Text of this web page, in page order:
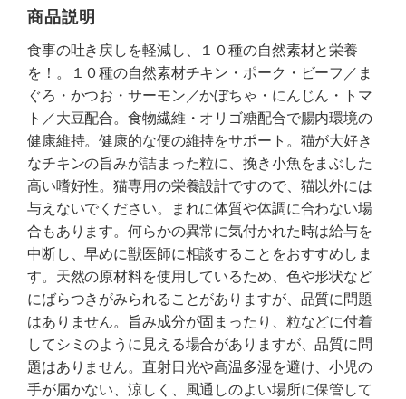
商品説明
食事の吐き戻しを軽減し、１０種の自然素材と栄養
を！。１０種の自然素材チキン・ポーク・ビーフ／ま
ぐろ・かつお・サーモン／かぼちゃ・にんじん・トマ
ト／大豆配合。食物繊維・オリゴ糖配合で腸内環境の
健康維持。健康的な便の維持をサポート。猫が大好き
なチキンの旨みが詰まった粒に、挽き小魚をまぶした
高い嗜好性。猫専用の栄養設計ですので、猫以外には
与えないでください。まれに体質や体調に合わない場
合もあります。何らかの異常に気付かれた時は給与を
中断し、早めに獣医師に相談することをおすすめしま
す。天然の原材料を使用しているため、色や形状など
にばらつきがみられることがありますが、品質に問題
はありません。旨み成分が固まったり、粒などに付着
してシミのように見える場合がありますが、品質に問
題はありません。直射日光や高温多湿を避け、小児の
手が届かない、涼しく、風通しのよい場所に保管して